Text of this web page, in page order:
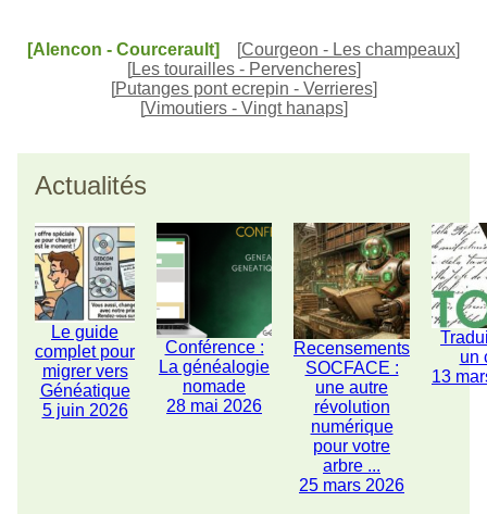
[Alencon - Courcerault] [Courgeon - Les champeaux]
[Les tourailles - Pervencheres]
[Putanges pont ecrepin - Verrieres]
[Vimoutiers - Vingt hanaps]
Actualités
Le guide
complet pour
migrer vers
Généatique
5 juin 2026
Conférence :
La généalogie
nomade
28 mai 2026
Recensements
SOCFACE :
une autre
révolution
numérique
pour votre
arbre ...
25 mars 2026
un
13